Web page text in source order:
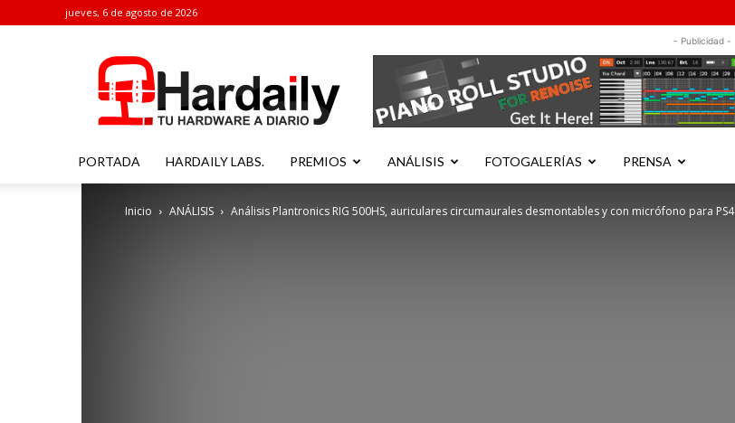
jueves, 6 de agosto de 2026
- Publicidad -
PORTADA HARDAILY LABS. PREMIOS ANÁLISIS FOTOGALERÍAS PRENSA
Inicio ANÁLISIS Análisis Plantronics RIG 500HS, auriculares circumaurales desmontables y con micrófono para PS4